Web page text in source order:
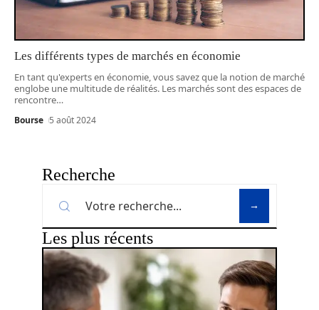
Les différents types de marchés en économie
En tant qu'experts en économie, vous savez que la notion de marché
englobe une multitude de réalités. Les marchés sont des espaces de
rencontre…
Bourse 5 août 2024
Recherche
Les plus récents